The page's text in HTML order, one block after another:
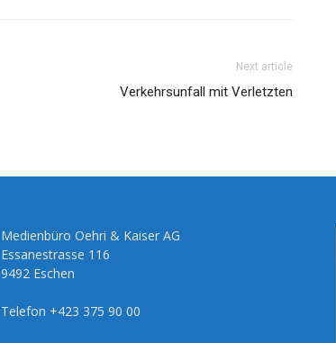
Next article
Verkehrsunfall mit Verletzten
Medienbüro Oehri & Kaiser AG
Essanestrasse 116
9492 Eschen
Telefon +423 375 90 00